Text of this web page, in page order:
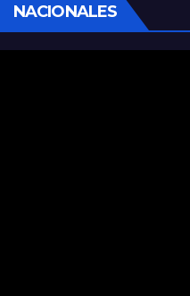
NACIONALES